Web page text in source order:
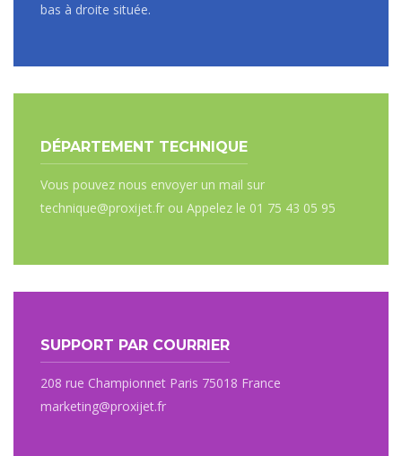
bas à droite située.
DÉPARTEMENT TECHNIQUE
Vous pouvez nous envoyer un mail sur
technique@proxijet.fr ou Appelez le 01 75 43 05 95
SUPPORT PAR COURRIER
208 rue Championnet Paris 75018 France
marketing@proxijet.fr